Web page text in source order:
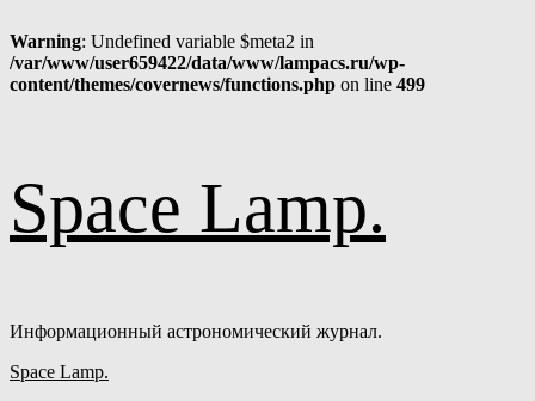
Warning: Undefined variable $meta2 in
/var/www/user659422/data/www/lampacs.ru/wp-
content/themes/covernews/functions.php on line 499
к
содержимому
Space Lamp.
Информационный астрономический журнал.
Основное
Space Lamp.